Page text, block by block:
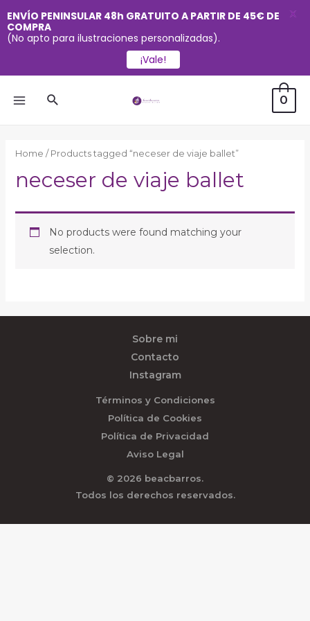
Buscar 0
Home / Products tagged “neceser de viaje ballet”
neceser de viaje ballet
No products were found matching your
selection.
Sobre mi
Contacto
Instagram
Términos y Condiciones
Política de Cookies
Política de Privacidad
Aviso Legal
© 2026 beacbarros.
Todos los derechos reservados.
ENVÍO PENINSULAR 48h GRATUITO A PARTIR DE 45€ DE
COMPRA
(No apto para ilustraciones personalizadas).
¡Vale!
X